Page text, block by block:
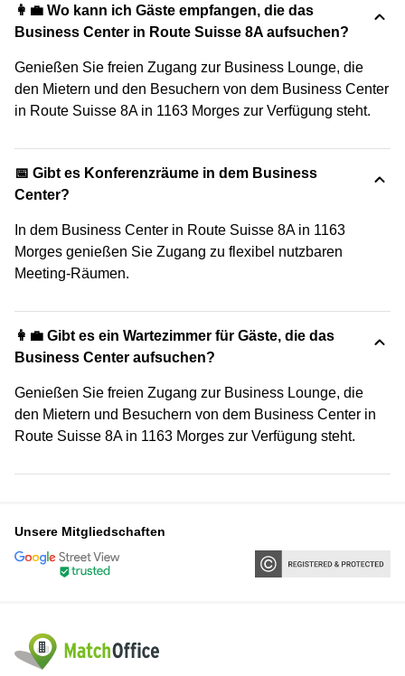
👩‍💼 Wo kann ich Gäste empfangen, die das
Business Center in Route Suisse 8A aufsuchen?
Genießen Sie freien Zugang zur Business Lounge, die
den Mietern und den Besuchern von dem Business Center
in Route Suisse 8A in 1163 Morges zur Verfügung steht.
📅 Gibt es Konferenzräume in dem Business
Center?
In dem Business Center in Route Suisse 8A in 1163
Morges genießen Sie Zugang zu flexibel nutzbaren
Meeting-Räumen.
👩‍💼 Gibt es ein Wartezimmer für Gäste, die das
Business Center aufsuchen?
Genießen Sie freien Zugang zur Business Lounge, die
den Mietern und Besuchern von dem Business Center in
Route Suisse 8A in 1163 Morges zur Verfügung steht.
Unsere Mitgliedschaften